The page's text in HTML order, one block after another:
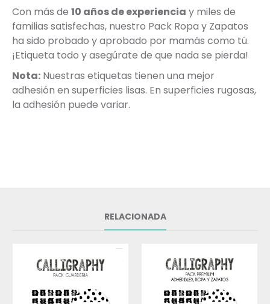
Con más de 10 años de experiencia y miles de
familias satisfechas, nuestro Pack Ropa y Zapatos
ha sido probado y aprobado por mamás como tú.
¡Etiqueta todo y asegúrate de que nada se pierda!
Nota: Nuestras etiquetas tienen una mejor
adhesión en superficies lisas. En superficies rugosas,
la adhesión puede variar.
RELACIONADA